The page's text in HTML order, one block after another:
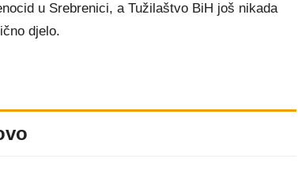
u Srebrenici, a Tužilaštvo BiH još nikada
djelo.